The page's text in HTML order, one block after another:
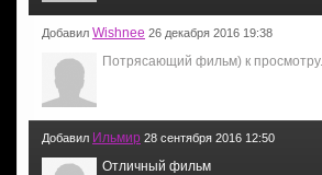
Добавил Wishnee 26 декабря 2016 19:38
Потрясающий фильм) к просмотру.
Добавил Ильмир 28 сентября 2016 12:50
Отличный фильм